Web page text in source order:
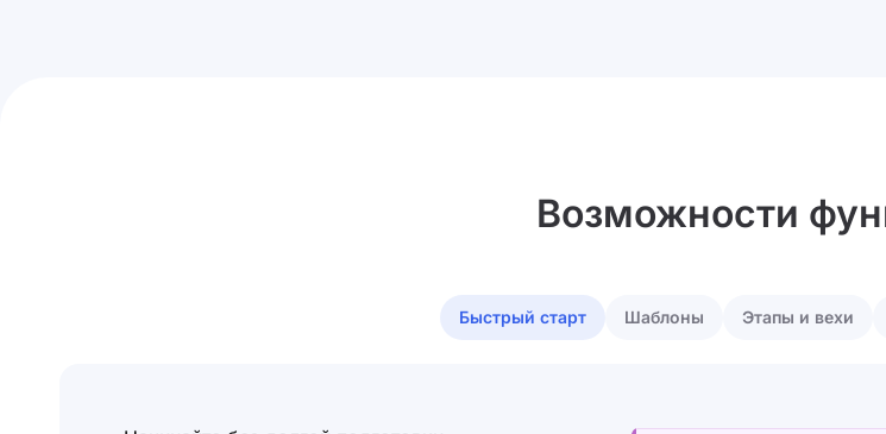
Возможности
Быстрый старт Шаблоны Этапы и вехи